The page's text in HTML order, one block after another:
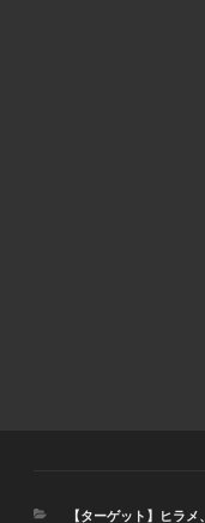
カ【ターゲット】ヒラメ、